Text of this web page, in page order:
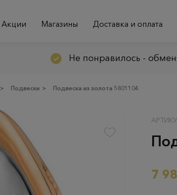
Акции Магазины Доставка и оплата
Не понравилось -
> Подвески > Подвеска из золота 5801104
7